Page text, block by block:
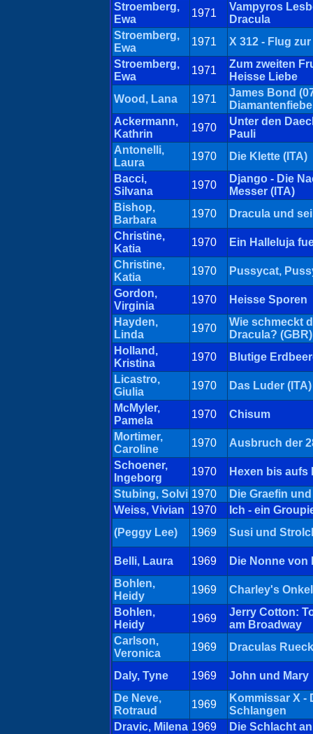
Stroemberg,
Ewa
1971
Vampyros
Dracula
Stroemberg,
Ewa
1971
X 312 - Flug
Stroemberg,
Ewa
1971
Zum zweiten
Heisse Liebe
Wood, Lana
1971
James Bond
Ackermann,
Kathrin
1970
Unter den
Pauli
Antonelli,
Laura
1970
Die Klette (ITA)
Bacci,
Silvana
1970
Django - Die
Messer (ITA)
Bishop,
Barbara
1970
Dracula und
Christine,
Katia
1970
Ein Halleluja
Christine,
Katia
1970
Pussycat,
Gordon,
Virginia
1970
Heisse Sporen
Hayden,
Linda
1970
Wie schmeckt
Dracula? (GBR)
Holland,
Kristina
1970
Blutige
Licastro,
Giulia
1970
Das Luder (ITA)
McMyler,
Pamela
1970
Chisum
Mortimer,
Caroline
1970
Ausbruch der
Schoener,
Ingeborg
1970
Hexen bis aufs
Stubing, Solvi 1970
Die Graefin
Weiss, Vivian
1970
Ich - ein
(Peggy Lee)
1969 Susi und
Belli, Laura 1969
Die Nonne von
Bohlen,
Heidy
1969
Charley's Onkel
Bohlen,
Heidy
1969
Jerry Cotton:
am Broadway
Carlson,
Veronica
1969 Draculas
Daly, Tyne 1969
John und Mary
De Neve,
Rotraud
1969
Kommissar X -
Schlangen
Dravic, Milena 1969
Die Schlacht